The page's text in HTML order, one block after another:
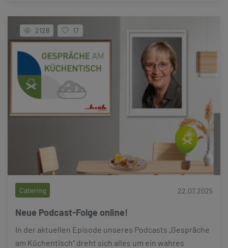
2128 17
22.07.2025
Catering
Neue Podcast-Folge online!
In der aktuellen Episode unseres Podcasts „Gespräche
am Küchentisch“ dreht sich alles um ein wahres